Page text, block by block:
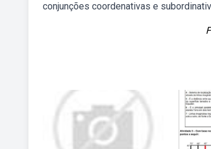
conjunções coordenativas e